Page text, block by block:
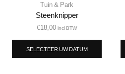
Tuin & Park
Steenknipper
€18,00 incl BTW
SELECTEER UW DATUM